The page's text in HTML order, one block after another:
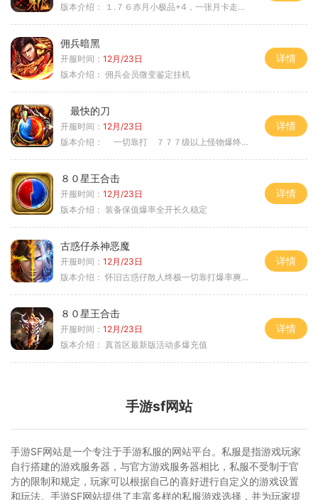
版本介绍：
１.７６赤月小极品+4，一张月卡走天涯b
佣兵暗黑
开服时间： 12月/23日
版本介绍： 佣兵会员微变鉴定挂机
详情
最快的刀
开服时间： 12月/23日
版本介绍：
一切靠打 ７７７级以上怪物爆终极
详情
８０星王合击
开服时间： 12月/23日
版本介绍： 装备保值爆率全开长久稳定
详情
古惑仔杀神恶魔
开服时间： 12月/23日
版本介绍： 怀旧古惑仔散人终极一切靠打爆率爽翻天
详情
８０星王合击
开服时间： 12月/23日
版本介绍： 真首区最新版活动多爆充值
详情
手游sf网站
手游SF网站是一个专注于手游私服的网站平台。私服是指游戏玩家
自行搭建的游戏服务器，与官方游戏服务器相比，私服不受制于官
方的限制和规定，玩家可以根据自己的喜好进行自定义的游戏设置
和玩法。手游SF网站提供了丰富多样的私服游戏选择，并为玩家提